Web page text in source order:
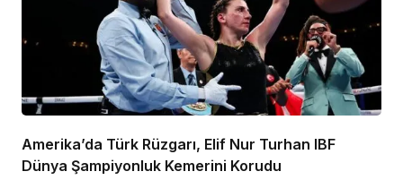
Amerika’da Türk Rüzgarı, Elif Nur Turhan IBF
Dünya Şampiyonluk Kemerini Korudu